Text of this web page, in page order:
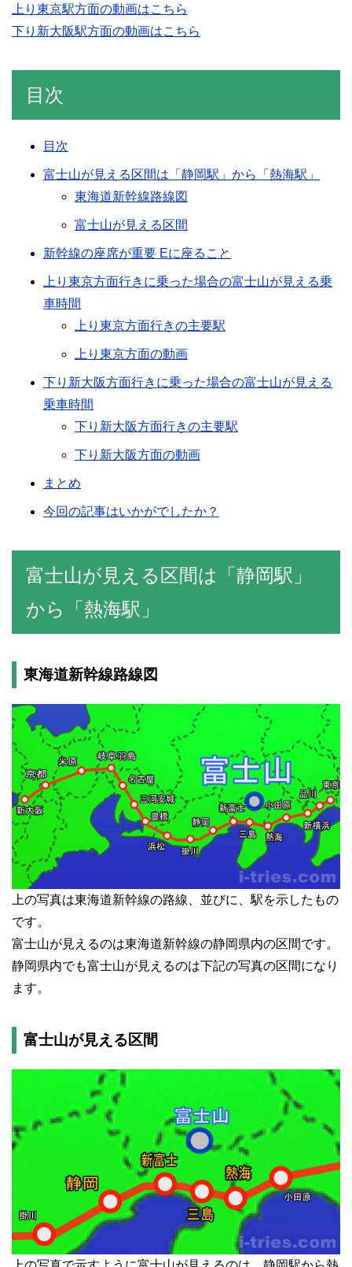
上り東京駅方面の動画はこちら
下り新大阪駅方面の動画はこちら
目次
目次
富士山が見える区間は「静岡駅」から「熱海駅」
東海道新幹線路線図
富士山が見える区間
新幹線の座席が重要 Eに座ること
上り東京方面行きに乗った場合の富士山が見える乗
車時間
上り東京方面行きの主要駅
上り東京方面の動画
下り新大阪方面行きに乗った場合の富士山が見える
乗車時間
下り新大阪方面行きの主要駅
下り新大阪方面の動画
まとめ
今回の記事はいかがでしたか？
富士山が見える区間は「静岡駅」
から「熱海駅」
東海道新幹線路線図
上の写真は東海道新幹線の路線、並びに、駅を示したもの
です。
富士山が見えるのは東海道新幹線の静岡県内の区間です。
静岡県内でも富士山が見えるのは下記の写真の区間になり
ます。
富士山が見える区間